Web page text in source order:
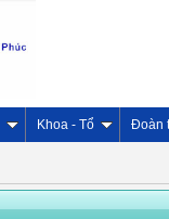
Khoa - Tổ Đoàn